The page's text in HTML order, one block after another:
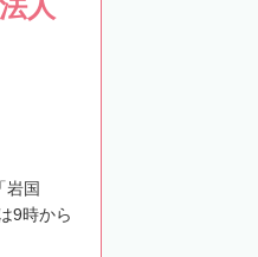
人
岩国
9時から